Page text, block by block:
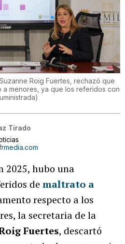
Roig Fuertes, rechazó que
a menores, ya que los referidos con
)
Tirado
2025, hubo una
de maltrato a
respecto a los
la secretaria de la
Fuertes, descartó